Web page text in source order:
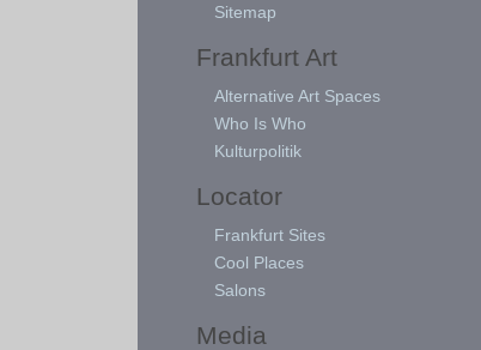
Sitemap
Frankfurt Art
Alternative Art Spaces
Who Is Who
Kulturpolitik
Locator
Frankfurt Sites
Cool Places
Salons
Media